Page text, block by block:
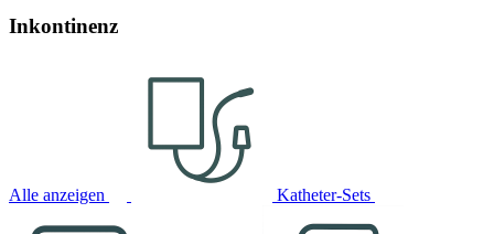
Inkontinenz
Alle anzeigen Katheter-Sets